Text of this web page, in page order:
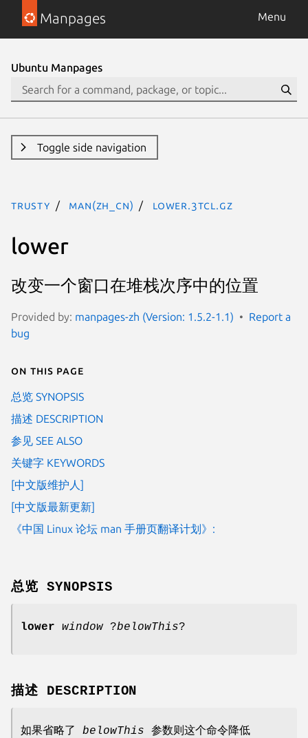
Manpages Menu
Ubuntu Manpages
Toggle side navigation
trusty man(zh_CN) lower.3tcl.gz
lower
改变一个窗口在堆栈次序中的位置
Provided by: manpages-zh (Version: 1.5.2-1.1)
Report a
bug
On this page
总览 SYNOPSIS
描述 DESCRIPTION
参见 SEE ALSO
关键字 KEYWORDS
[中文版维护人]
[中文版最新更新]
《中国 Linux 论坛 man 手册页翻译计划》:
总览 SYNOPSIS
lower window ?belowThis?
描述 DESCRIPTION
如果省略了 belowThis 参数则这个命令降低